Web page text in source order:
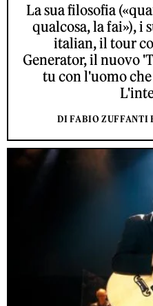
La sua filosofia
qualcosa, la fai»), i
italian, il tour
Generator, il nuovo
tu con l'uomo
DI FABIO ZUFFANTI